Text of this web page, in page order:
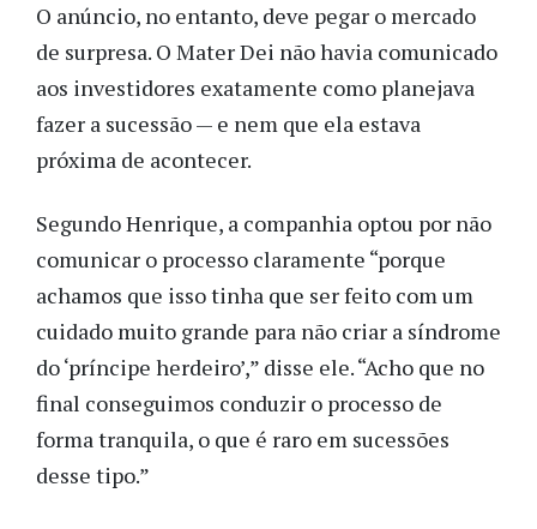
O anúncio, no entanto, deve pegar o mercado
de surpresa. O Mater Dei não havia comunicado
aos investidores exatamente como planejava
fazer a sucessão — e nem que ela estava
próxima de acontecer.
Segundo Henrique, a companhia optou por não
comunicar o processo claramente “porque
achamos que isso tinha que ser feito com um
cuidado muito grande para não criar a síndrome
do ‘príncipe herdeiro’,” disse ele. “Acho que no
final conseguimos conduzir o processo de
forma tranquila, o que é raro em sucessões
desse tipo.”